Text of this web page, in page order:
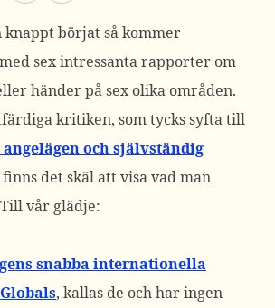
börjat så kommer
sex intressanta rapporter om
händer på sex olika områden.
kritiken, som tycks syfta till
och självständig
finns det skäl att visa vad man
vår glädje:
snabba internationella
, kallas de och har ingen